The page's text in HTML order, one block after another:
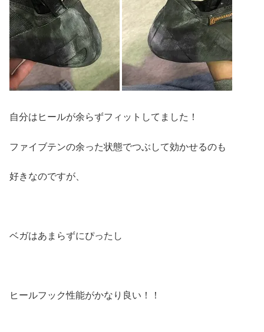
自分はヒールが余らずフィットしてました！
ファイブテンの余った状態でつぶして効かせるのも
好きなのですが、
ベガはあまらずにぴったし
ヒールフック性能がかなり良い！！